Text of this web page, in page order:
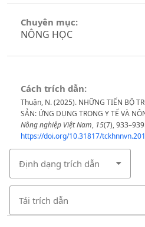
Chuyên mục:
NÔNG HỌC
Cách trích dẫn:
Thuận, N. (2025). NHỮNG TIẾN BỘ
SẢN: ỨNG DỤNG TRONG Y TẾ VÀ
Nông nghiệp Việt Nam, 15(7),
https://doi.org/10.31817/
Định dạng trích dẫn
Tải trích dẫn